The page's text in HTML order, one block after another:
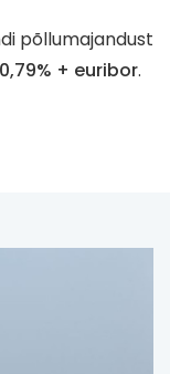
põllumajandust
+ euribor.